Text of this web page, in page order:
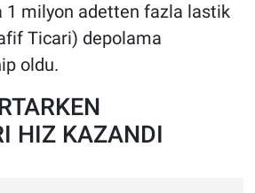
milyon adetten fazla lastik
Ticari) depolama
oldu.
HIZ KAZANDI